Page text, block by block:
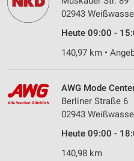
02943
Heute 09:00 -
140,97 km •
AWG Mode
Berliner Straße 6
02943
Heute 09:00 -
140,98 km